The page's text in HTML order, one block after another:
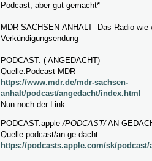
Podcast, aber gut gemacht*
MDR SACHSEN-ANHALT -Das Radio wie
Verkündigungsendung
PODCAST: ( ANGEDACHT)
Quelle:Podcast MDR
https://www.mdr.de/mdr-sachsen-
anhalt/podcast/angedacht/index.html
Nun noch der Link
PODCAST.apple/PODCAST/AN-
Quelle:podcast/an-ge.dacht
https://podcasts.apple.com/sk/podcast/